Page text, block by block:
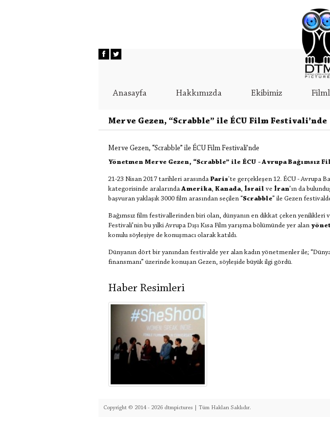
Anasayfa Hakkımızda Ekibimiz
Merve Gezen, “Scrabble” ile ÉCU Film Festivali’nde
Merve Gezen, “Scrabble” ile ÉCU Film Festivali’nde
Yönetmen Merve Gezen, “Scrabble” ile ÉCU - Avrupa Bağımsız
21-23 Nisan 2017 tarihleri arasında Paris'te gerçekleşen 12. ÉCU - Avrupa
kategorisinde aralarında Amerika, Kanada, İsrail ve İran’ın da
başvuran yaklaşık 3000 film arasından seçilen “Scrabble” ile Gezen
Bağımsız film festivallerinden biri olan, dünyanın en dikkat çeken yenilikleri
Festivali’nin bu yılki Avrupa Dışı Kısa Film yarışma bölümünde yer alan
konulu söyleşiye de konuşmacı olarak katıldı.
Dünyanın dört bir yanından festivalde yer alan kadın yönetmenler ile;
finansmanı” üzerinde konuşan Gezen, söyleşide büyük ilgi gördü.
Haber Resimleri
Copyright © 2014 - 2026 dtmpictures | Tüm Hakları Saklıdır.